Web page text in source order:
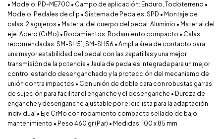
• Modelo: PD-ME700 • Campo de aplicación: Enduro, Todoterreno •
Modelo: Pedales de clip • Sistema de Pedales: SPD • Montaje de
calas: 2 agujeros • Material del cuerpo del pedal: Aluminio • Material del
eje: Acero (CrMo) • Rodamientos: Rodamiento compacto • Calas
recomendadas: SM-SH51, SM-SH56 • Amplia área de contacto para
una mayor estabilidad del pedal con las zapatillas y una mejor
transmisión de la potencia • Jaula de pedales integrada para un mejor
control estando desenganchado y la protección del mecanismo de
unión contra impactos • Con unión de doble cara con robustas garras
de sujeción para facilitar el enganche y el desenganche • Dureza de
enganche y desenganche ajustable por el ciclista para la adaptación
individual • Eje CrMo con rodamiento compacto sellado de bajo
mantenimiento • Peso 460 gr (Par) • Medidas: 100 x 85 mm